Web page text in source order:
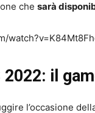
che sarà
il
l’occasione